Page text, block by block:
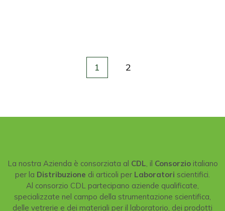
1 2
La nostra Azienda è consorziata al CDL, il Consorzioitaliano
per la Distribuzione di articoli per Laboratori scientifici.
Al consorzio CDL partecipano aziende qualificate,
specializzate nel campo della strumentazione scientifica,
delle vetrerie e dei materiali per il laboratorio, dei prodotti